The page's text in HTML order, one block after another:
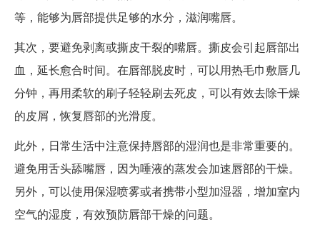
等，能够为唇部提供足够的水分，滋润嘴唇。
其次，要避免剥离或撕皮干裂的嘴唇。撕皮会引起唇部出
血，延长愈合时间。在唇部脱皮时，可以用热毛巾敷唇几
分钟，再用柔软的刷子轻轻刷去死皮，可以有效去除干燥
的皮屑，恢复唇部的光滑度。
此外，日常生活中注意保持唇部的湿润也是非常重要的。
避免用舌头舔嘴唇，因为唾液的蒸发会加速唇部的干燥。
另外，可以使用保湿喷雾或者携带小型加湿器，增加室内
空气的湿度，有效预防唇部干燥的问题。